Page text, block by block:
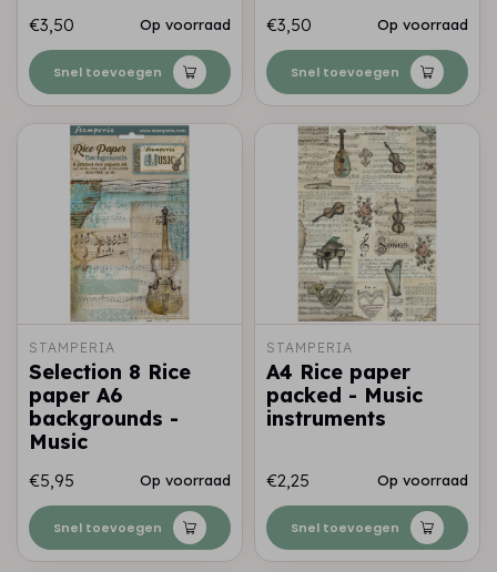
€3,50 Op voorraad
Snel toevoegen
€3,50 Op voorraad
Snel toevoegen
STAMPERIA
Selection 8 Rice
paper A6
backgrounds -
Music
€5,95 Op voorraad
Snel toevoegen
STAMPERIA
A4 Rice paper
packed - Music
instruments
€2,25 Op voorraad
Snel toevoegen